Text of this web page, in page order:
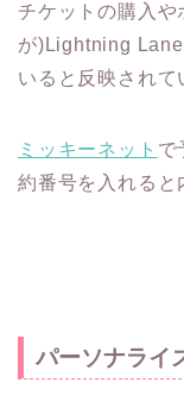
チケットの購入
が)Lightning
いると反映されて
ミッキーネット で
約番号を入れると
パーソナライ